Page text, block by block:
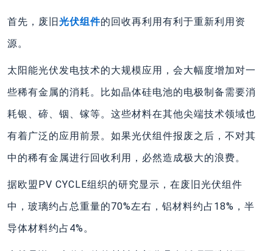
首先，废旧光伏组件的回收再利用有利于重新利用资
源。
太阳能光伏发电技术的大规模应用，会大幅度增加对一
些稀有金属的消耗。比如晶体硅电池的电极制备需要消
耗银、碲、铟、镓等。这些材料在其他尖端技术领域也
有着广泛的应用前景。如果光伏组件报废之后，不对其
中的稀有金属进行回收利用，必然造成极大的浪费。
据欧盟PV CYCLE组织的研究显示，在废旧光伏组件
中，玻璃约占总重量的70%左右，铝材料约占18%，半
导体材料约占4%。